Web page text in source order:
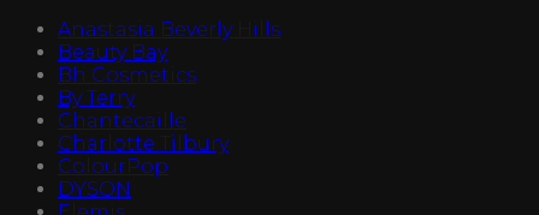
Anastasia Beverly Hills
Beauty Bay
Bh Cosmetics
By Terry
Chantecaille
Charlotte Tilbury
ColourPop
DYSON